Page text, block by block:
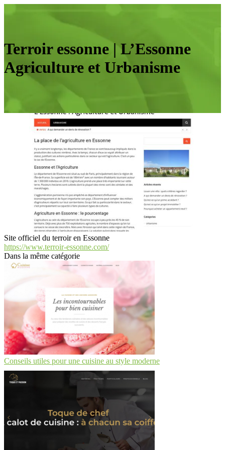
Terroir essonne | L’Essonne
Agriculture et Urbanisme
Site officiel du terroir en Essonne
https://www.terroir-essonne.com/
Dans la même catégorie
Conseils utiles pour une cuisine au style moderne